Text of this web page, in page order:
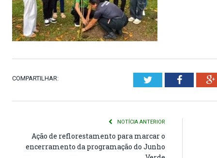
COMPARTILHAR: Twitter
NOTÍCIA ANTERIOR
Ação de reflorestamento para marcar o
encerramento da programação do Junho